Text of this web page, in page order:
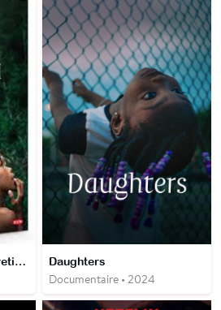
La Fleur de Buriti - Entretien avec Renée Nader Messora et João Salaviza Daughters
Documentaire • 2024